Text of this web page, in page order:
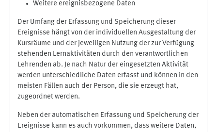
Weitere ereignisbezogene Daten
Der Umfang der Erfassung und Speicherung dieser
Ereignisse hängt von der individuellen Ausgestaltung der
Kursräume und der jeweiligen Nutzung der zur Verfügung
stehenden Lernaktivitäten durch den verantwortlichen
Lehrenden ab. Je nach Natur der eingesetzten Aktivität
werden unterschiedliche Daten erfasst und können in den
meisten Fällen auch der Person, die sie erzeugt hat,
zugeordnet werden.
Neben der automatischen Erfassung und Speicherung der
Ereignisse kann es auch vorkommen, dass weitere Daten,